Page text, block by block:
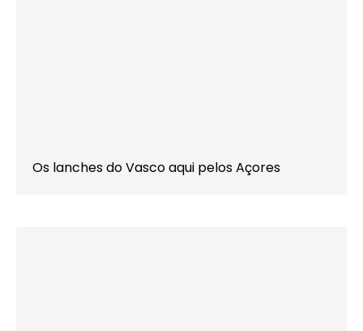
Os lanches do Vasco aqui pelos Açores